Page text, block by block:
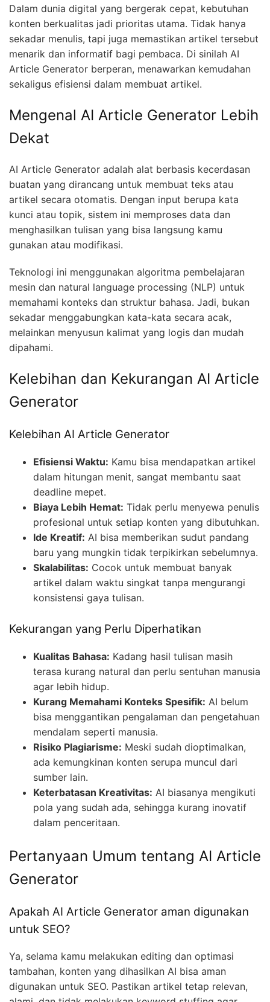
Dalam dunia digital yang bergerak cepat, kebutuhan
konten berkualitas jadi prioritas utama. Tidak hanya
sekadar menulis, tapi juga memastikan artikel tersebut
menarik dan informatif bagi pembaca. Di sinilah AI
Article Generator berperan, menawarkan kemudahan
sekaligus efisiensi dalam membuat artikel.
Mengenal AI Article Generator Lebih
Dekat
AI Article Generator adalah alat berbasis kecerdasan
buatan yang dirancang untuk membuat teks atau
artikel secara otomatis. Dengan input berupa kata
kunci atau topik, sistem ini memproses data dan
menghasilkan tulisan yang bisa langsung kamu
gunakan atau modifikasi.
Teknologi ini menggunakan algoritma pembelajaran
mesin dan natural language processing (NLP) untuk
memahami konteks dan struktur bahasa. Jadi, bukan
sekadar menggabungkan kata-kata secara acak,
melainkan menyusun kalimat yang logis dan mudah
dipahami.
Kelebihan dan Kekurangan AI Article
Generator
Kelebihan AI Article Generator
Efisiensi Waktu: Kamu bisa mendapatkan artikel
dalam hitungan menit, sangat membantu saat
deadline mepet.
Biaya Lebih Hemat: Tidak perlu menyewa penulis
profesional untuk setiap konten yang dibutuhkan.
Ide Kreatif: AI bisa memberikan sudut pandang
baru yang mungkin tidak terpikirkan sebelumnya.
Skalabilitas: Cocok untuk membuat banyak
artikel dalam waktu singkat tanpa mengurangi
konsistensi gaya tulisan.
Kekurangan yang Perlu Diperhatikan
Kualitas Bahasa: Kadang hasil tulisan masih
terasa kurang natural dan perlu sentuhan manusia
agar lebih hidup.
Kurang Memahami Konteks Spesifik: AI belum
bisa menggantikan pengalaman dan pengetahuan
mendalam seperti manusia.
Risiko Plagiarisme: Meski sudah dioptimalkan,
ada kemungkinan konten serupa muncul dari
sumber lain.
Keterbatasan Kreativitas: AI biasanya mengikuti
pola yang sudah ada, sehingga kurang inovatif
dalam penceritaan.
Pertanyaan Umum tentang AI Article
Generator
Apakah AI Article Generator aman digunakan
untuk SEO?
Ya, selama kamu melakukan editing dan optimasi
tambahan, konten yang dihasilkan AI bisa aman
digunakan untuk SEO. Pastikan artikel tetap relevan,